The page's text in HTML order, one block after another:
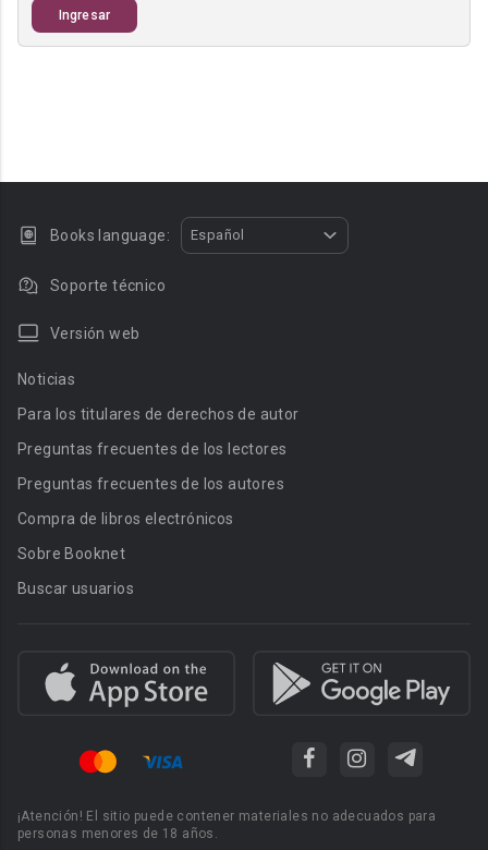
Ingresar
Books language: Español
Soporte técnico
Versión web
Noticias
Para los titulares de derechos de autor
Preguntas frecuentes de los lectores
Preguntas frecuentes de los autores
Compra de libros electrónicos
Sobre Booknet
Buscar usuarios
¡Atención! El sitio puede contener materiales no adecuados para
personas menores de 18 años.